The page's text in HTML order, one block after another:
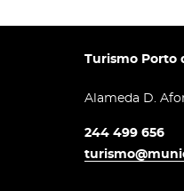
Turismo Porto
Alameda D.
244 499 656